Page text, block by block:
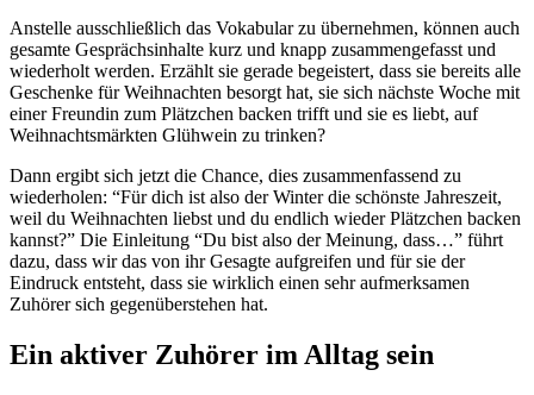
Anstelle ausschließlich das Vokabular zu übernehmen, können auch
gesamte Gesprächsinhalte kurz und knapp zusammengefasst und
wiederholt werden. Erzählt sie gerade begeistert, dass sie bereits alle
Geschenke für Weihnachten besorgt hat, sie sich nächste Woche mit
einer Freundin zum Plätzchen backen trifft und sie es liebt, auf
Weihnachtsmärkten Glühwein zu trinken?
Dann ergibt sich jetzt die Chance, dies zusammenfassend zu
wiederholen: “Für dich ist also der Winter die schönste Jahreszeit,
weil du Weihnachten liebst und du endlich wieder Plätzchen backen
kannst?” Die Einleitung “Du bist also der Meinung, dass…” führt
dazu, dass wir das von ihr Gesagte aufgreifen und für sie der
Eindruck entsteht, dass sie wirklich einen sehr aufmerksamen
Zuhörer sich gegenüberstehen hat.
Ein aktiver Zuhörer im Alltag sein